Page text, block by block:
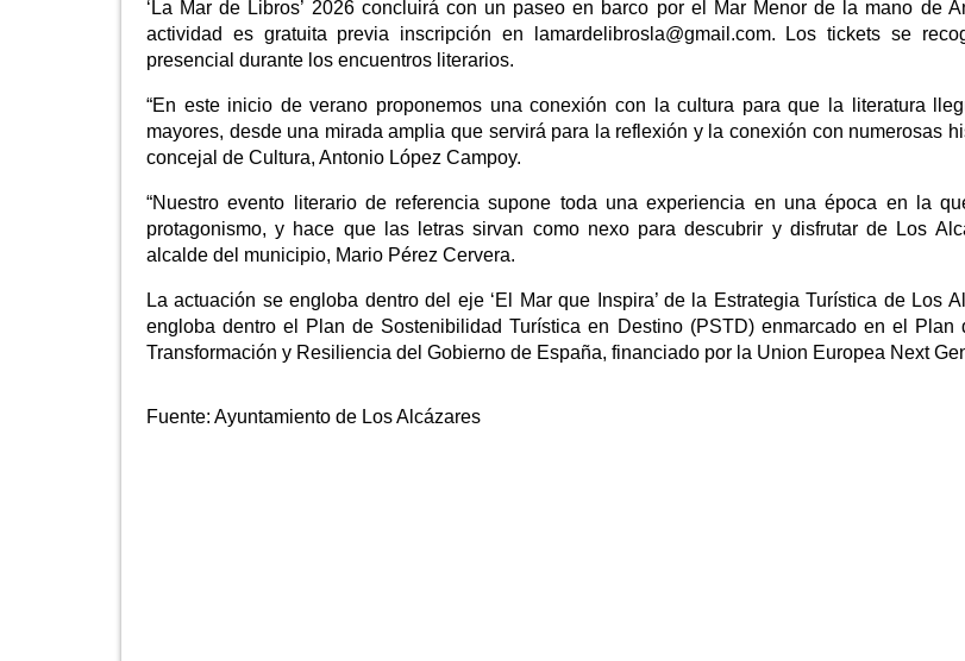
‘La Mar de Libros’ 2026 concluirá con un paseo en barco por el Mar Menor de la mano de
actividad es gratuita previa inscripción en lamardelibrosla@gmail.com. Los tickets se
presencial durante los encuentros literarios.
“En este inicio de verano proponemos una conexión con la cultura para que la literatura
mayores, desde una mirada amplia que servirá para la reflexión y la conexión con numerosas
concejal de Cultura, Antonio López Campoy.
“Nuestro evento literario de referencia supone toda una experiencia en una época en la
protagonismo, y hace que las letras sirvan como nexo para descubrir y disfrutar de Los
alcalde del municipio, Mario Pérez Cervera.
La actuación se engloba dentro del eje ‘El Mar que Inspira’ de la Estrategia Turística de Los
engloba dentro el Plan de Sostenibilidad Turística en Destino (PSTD) enmarcado en el Plan
Transformación y Resiliencia del Gobierno de España, financiado por la Union Europea Next
Fuente: Ayuntamiento de Los Alcázares